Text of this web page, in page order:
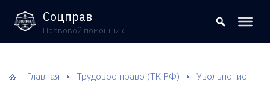
8 (800) 302-09-37
Соцправ
Правовой помощник
Главная Трудовое право (ТК РФ) Увольнение